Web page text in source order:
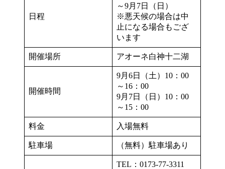
日程
～9月7日（日）
※悪天候の場合は中
止になる場合もござ
います
開催場所 アオーネ白神十二湖
開催時間
9月6日（土）10：00
～16：00
9月7日（日）10：00
～15：00
料金 入場無料
駐車場 （無料）駐車場あり
TEL：0173-77-3311